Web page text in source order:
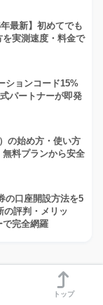
最新】初めてでも
実測速度・料金で
ションコード15%
パートナーが即発
の始め方・使い方
料プランから安全
の口座開設方法を5
の評判・メリッ
で完全網羅
トップ